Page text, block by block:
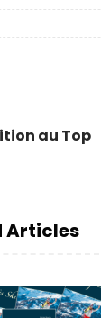
au Top
Articles